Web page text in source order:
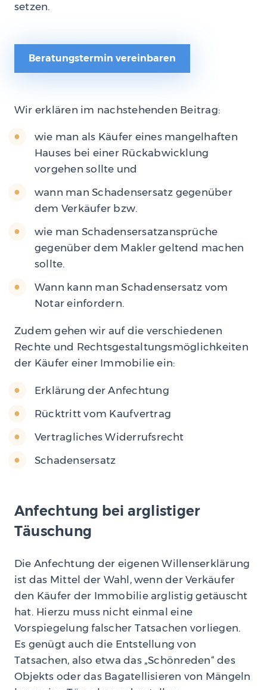
setzen.
Beratungstermin vereinbaren
Wir erklären im nachstehenden Beitrag:
wie man als Käufer eines mangelhaften
Hauses bei einer Rückabwicklung
vorgehen sollte und
wann man Schadensersatz gegenüber
dem Verkäufer bzw.
wie man Schadensersatzansprüche
gegenüber dem Makler geltend machen
sollte.
Wann kann man Schadensersatz vom
Notar einfordern.
Zudem gehen wir auf die verschiedenen
Rechte und Rechtsgestaltungsmöglichkeiten
der Käufer einer Immobilie ein:
Erklärung der Anfechtung
Rücktritt vom Kaufvertrag
Vertragliches Widerrufsrecht
Schadensersatz
Anfechtung bei arglistiger
Täuschung
Die Anfechtung der eigenen Willenserklärung
ist das Mittel der Wahl, wenn der Verkäufer
den Käufer der Immobilie arglistig getäuscht
hat. Hierzu muss nicht einmal eine
Vorspiegelung falscher Tatsachen vorliegen.
Es genügt auch die Entstellung von
Tatsachen, also etwa das „Schönreden“ des
Objekts oder das Bagatellisieren von Mängeln